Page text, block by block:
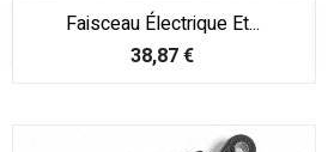
Faisceau Électrique Et...
Prix
38,87 €